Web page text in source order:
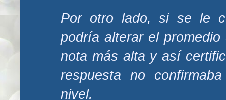
Por otro lado, si se le
podría alterar el
nota más alta y así
respuesta no
nivel.